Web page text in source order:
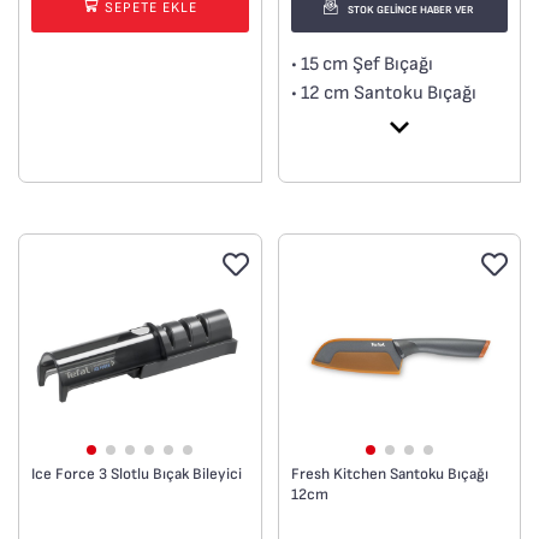
SEPETE EKLE STOK GELİNCE HABER VER
• 15 cm Şef Bıçağı
• 12 cm Santoku Bıçağı
• Titanyum Kaplama
Ice Force 3 Slotlu Bıçak Bileyici
Fresh Kitchen Santoku Bıçağı
12cm